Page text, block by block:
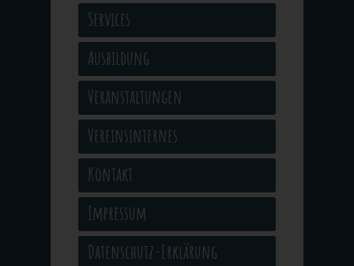
Services
Ausbildung
Veranstaltungen
Vereinsinternes
Kontakt
Impressum
Datenschutz-Erklärung